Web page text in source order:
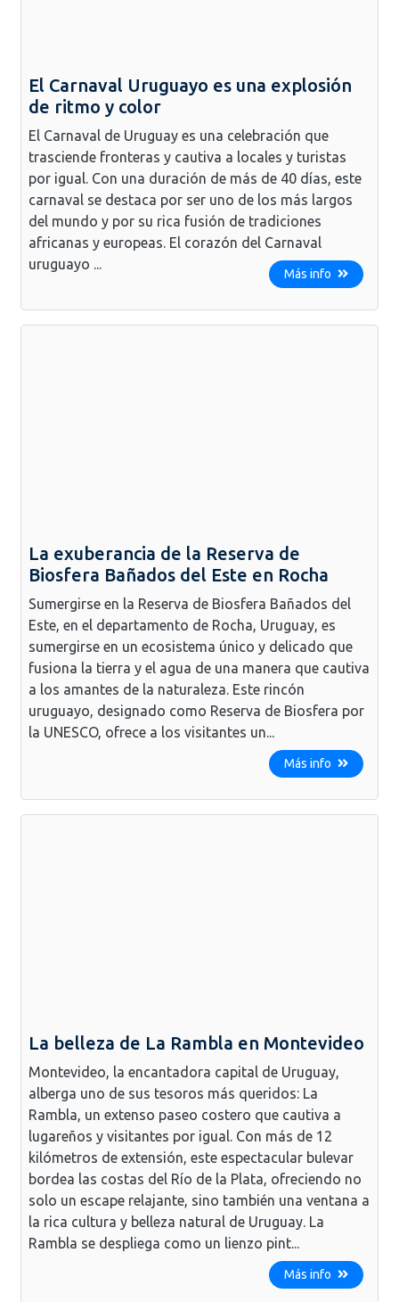
El Carnaval Uruguayo es una explosión
de ritmo y color
El Carnaval de Uruguay es una celebración que
trasciende fronteras y cautiva a locales y turistas
por igual. Con una duración de más de 40 días, este
carnaval se destaca por ser uno de los más largos
del mundo y por su rica fusión de tradiciones
africanas y europeas. El corazón del Carnaval
uruguayo ...
Más info
La exuberancia de la Reserva de
Biosfera Bañados del Este en Rocha
Sumergirse en la Reserva de Biosfera Bañados del
Este, en el departamento de Rocha, Uruguay, es
sumergirse en un ecosistema único y delicado que
fusiona la tierra y el agua de una manera que cautiva
a los amantes de la naturaleza. Este rincón
uruguayo, designado como Reserva de Biosfera por
la UNESCO, ofrece a los visitantes un...
Más info
La belleza de La Rambla en Montevideo
Montevideo, la encantadora capital de Uruguay,
alberga uno de sus tesoros más queridos: La
Rambla, un extenso paseo costero que cautiva a
lugareños y visitantes por igual. Con más de 12
kilómetros de extensión, este espectacular bulevar
bordea las costas del Río de la Plata, ofreciendo no
solo un escape relajante, sino también una ventana a
la rica cultura y belleza natural de Uruguay. La
Rambla se despliega como un lienzo pint...
Más info